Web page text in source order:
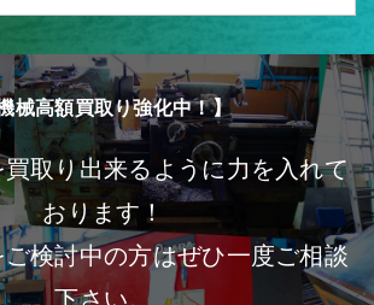
械高額買取り強化中！】
取り出来るように力を入れて
おります！
検討中の方はぜひ一度ご相談
下さい。